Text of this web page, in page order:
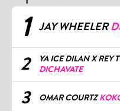
1 JAY WHEELER
2
YA ICE DILAN X REY
DICHAVATE
3 OMAR COURTZ